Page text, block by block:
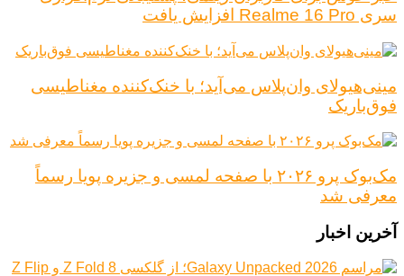
سری Realme 16 Pro افزایش یافت
مینی‌هیولای وان‌پلاس می‌آید؛ با خنک‌کننده مغناطیسی
فوق‌باریک
مک‌بوک پرو ۲۰۲۶ با صفحه لمسی و جزیره پویا رسماً
معرفی شد
آخرین اخبار